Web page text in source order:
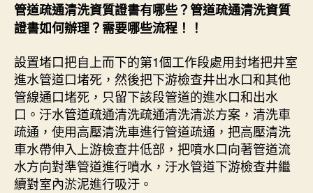
管道疏通清洗資質證書有哪些？管道疏通清洗資質
證書如何辦理？需要哪些流程！！
設置堵口把自上而下的第1個工作段處用封堵把井室
進水管道口堵死，然後把下游檢查井出水口和其他
管線通口堵死，只留下該段管道的進水口和出水
口。汙水管道疏通清洗疏通清洗清淤方案，清洗車
疏通，使用高壓清洗車進行管道疏通，把高壓清洗
車水帶伸入上游檢查井低部，把噴水口向著管道流
水方向對準管道進行噴水，汙水管道下游檢查井繼
續對室內淤泥進行吸汙。